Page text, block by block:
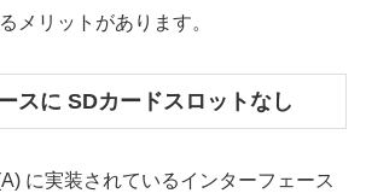
メリットがあります。
スに SDカードスロットなし
に実装されているインターフェース